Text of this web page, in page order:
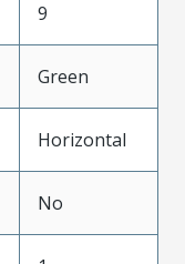
9
Green
Horizontal
No